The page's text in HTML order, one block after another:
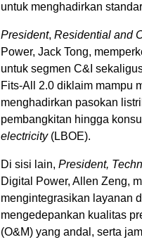
untuk menghadirkan
President, Residential and
Power, Jack Tong,
untuk segmen C&I
Fits-All 2.0 diklaim mampu
menghadirkan pasokan
pembangkitan hingga
electricity(LBOE).
Di sisi lain, President,
Digital Power, Allen Zeng,
mengintegrasikan layanan
mengedepankan kualitas
(O&M) yang andal, serta